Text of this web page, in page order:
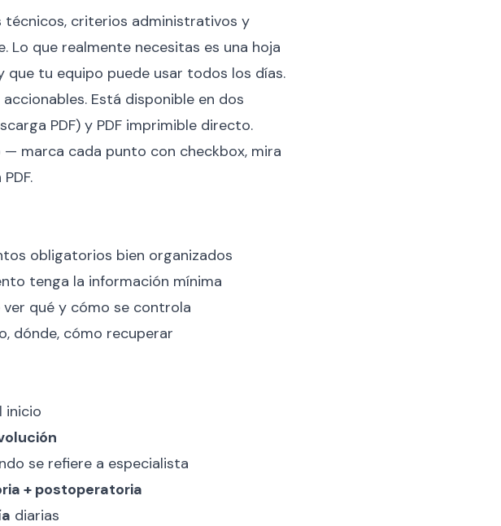
técnicos, criterios administrativos y
Lo que realmente necesitas es una hoja
que tu equipo puede usar todos los días.
Está disponible en dos
PDF) y PDF imprimible directo.
— marca cada punto con checkbox, mira
obligatorios bien organizados
tenga la información mínima
ver qué y cómo se controla
dónde, cómo recuperar
inicio
se refiere a especialista
+ postoperatoria
diarias